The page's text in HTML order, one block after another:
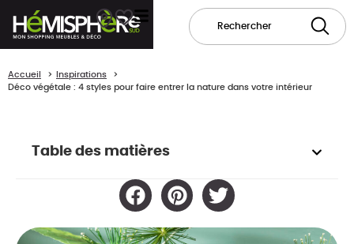
Accueil
Inspirations
Déco végétale : 4 styles pour faire entrer la nature dans votre intérieur
Table des matières